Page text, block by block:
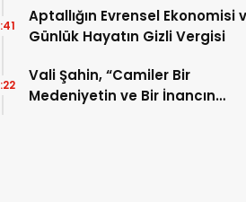
Aptallığın Evrensel Ekonomisi
Günlük Hayatın Gizli Vergisi
Vali Şahin, “Camiler Bir
Medeniyetin ve Bir İnancın